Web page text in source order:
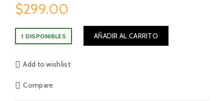
$299.00
1 DISPONIBLES AÑADIR AL CARRITO
Add to wishlist
Compare